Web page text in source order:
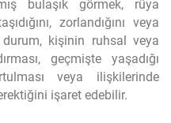
bulaşık görmek, rüya
zorlandığını veya
kişinin ruhsal veya
geçmişte yaşadığı
veya ilişkilerinde
işaret edebilir.